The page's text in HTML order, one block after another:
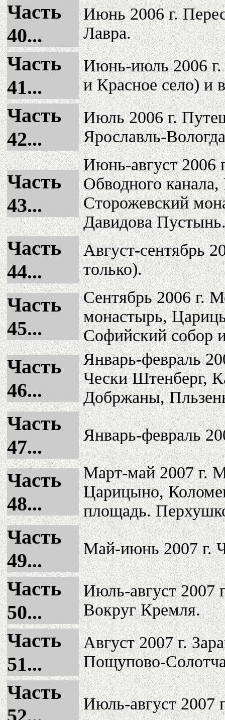
Часть
40...
Июнь 2006 г.
Лавра.
Часть
41...
Июнь-июль 2006
и Красное село) и
Часть
42...
Июль 2006 г.
Ярославль-
Часть
43...
Июнь-август 2006
Обводного
Сторожевский
Давидова
Часть
44...
Август-сентябрь
только).
Часть
45...
Сентябрь 2006 г.
монастырь,
Софийский собор
Часть
46...
Январь-февраль
Чески Штенберг,
Добржаны,
Часть
47...
Январь-февраль
Часть
48...
Март-май 2007 г.
Царицыно,
площадь.
Часть
49...
Май-июнь 2007 г.
Часть
50...
Июль-август 2007
Вокруг Кремля.
Часть
51...
Август 2007 г.
Пощупово-
Часть
Июль-август 2007